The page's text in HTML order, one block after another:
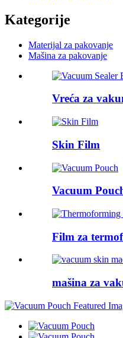
Kategorije
Materijal za pakovanje
Mašina za pakovanje
Vreća za
Skin Film
Vacuum
Film za
mašina za